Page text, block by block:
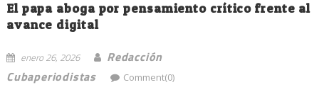
El papa aboga por pensamiento crítico frente al
avance digital
enero 26, 2026
Redacción
Cubaperiodistas
Comment(0)